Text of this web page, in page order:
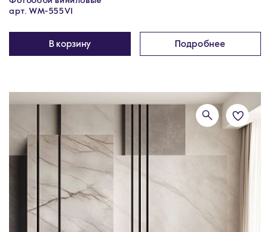
арт. WM-555V1
В корзину Подробнее